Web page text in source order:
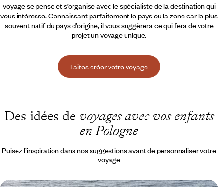
voyage se pense et s’organise avec le spécialiste de la destination qui
vous intéresse. Connaissant parfaitement le pays ou la zone car le plus
souvent natif du pays d’origine, il vous suggèrera ce qui fera de votre
projet un voyage unique.
Faites créer votre voyage
Des idées de voyages avec vos enfants
en Pologne
Puisez l’inspiration dans nos suggestions avant de personnaliser votre
voyage